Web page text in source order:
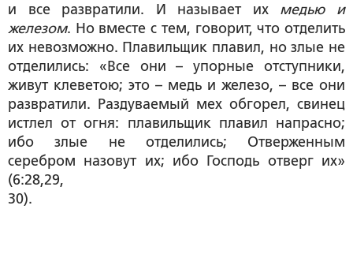
и все развратили. И называет их медью и
железом. Но вместе с тем, говорит, что отделить
их невозможно. Плавильщик плавил, но злые не
отделились: «Все они – упорные отступники,
живут клеветою; это – медь и железо, – все они
развратили. Раздуваемый мех обгорел, свинец
истлел от огня: плавильщик плавил напрасно;
ибо злые не отделились; Отверженным
серебром назовут их; ибо Господь отверг их»
(6:28,29,
30).